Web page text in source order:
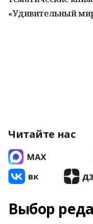
«Удивительный
Читайте нас
Выбор